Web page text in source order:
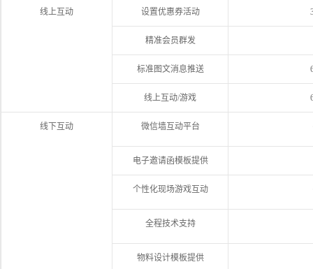
线上互动 设置优惠券活动
精准会员群发
标准图文消息推送
线上互动/游戏
线下互动 微信墙互动平台
电子邀请函模板提供
个性化现场游戏互动
全程技术支持
物料设计模板提供